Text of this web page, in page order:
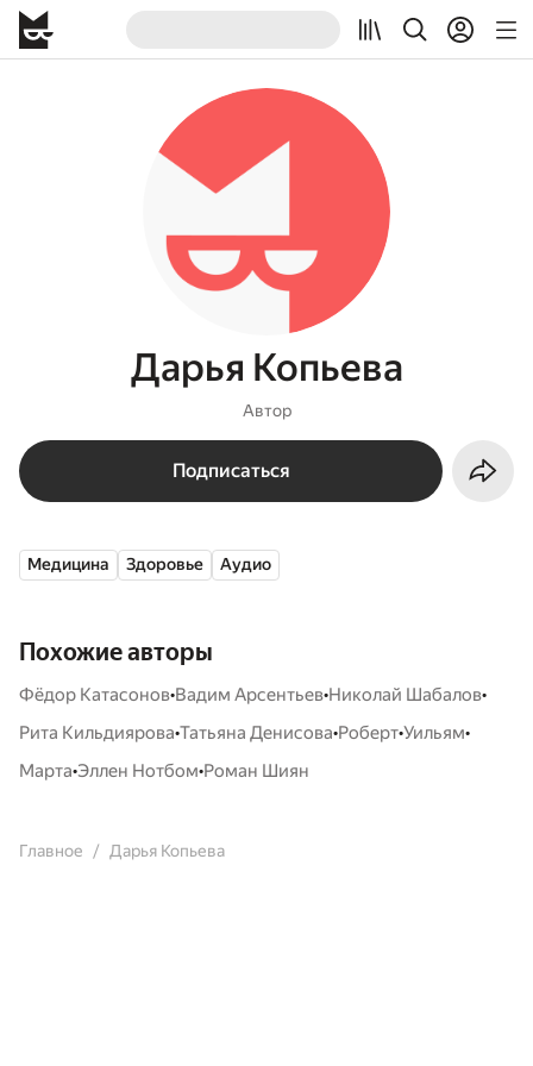
Дарья Копьева
Автор
Подписаться
Медицина Здоровье Аудио
Похожие авторы
Фёдор Катасонов•Вадим Арсентьев•Николай Шабалов•
Рита Кильдиярова•Татьяна Денисова•Роберт•Уильям•
Марта•Эллен Нотбом•Роман Шиян
Главное Дарья Копьева